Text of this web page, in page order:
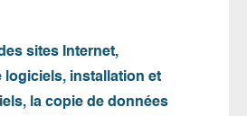
sites Internet,
logiciels, installation et
la copie de données